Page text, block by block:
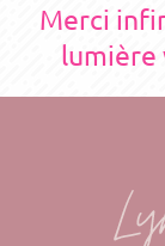
Merci
lumière